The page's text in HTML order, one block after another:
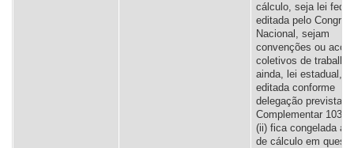
cálculo, seja lei
editada pelo
Nacional, sejam
convenções ou
coletivos de
ainda, lei estadual,
editada conforme
delegação prevista
Complementar 103/
(ii) fica congelada a
de cálculo em